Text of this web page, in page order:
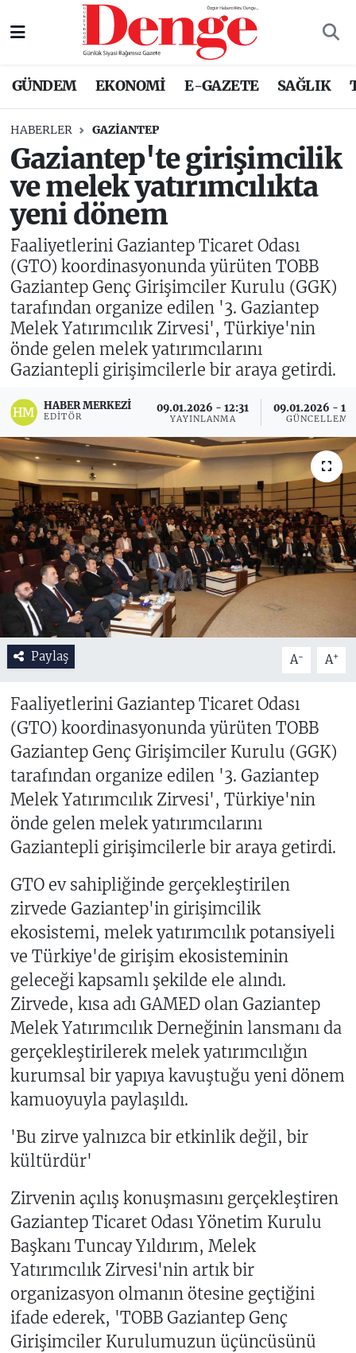
GÜNDEM EKONOMİ E-GAZETE SAĞLIK
HABERLER GAZIANTEP
Gaziantep'te girişimcilik
ve melek yatırımcılıkta
yeni dönem
Faaliyetlerini Gaziantep Ticaret Odası
(GTO) koordinasyonunda yürüten TOBB
Gaziantep Genç Girişimciler Kurulu (GGK)
tarafından organize edilen '3. Gaziantep
Melek Yatırımcılık Zirvesi', Türkiye'nin
önde gelen melek yatırımcılarını
Gaziantepli girişimcilerle bir araya getirdi.
HABER MERKEZI
EDITÖR
09.01.2026 - 12:31
YAYINLANMA
09.01.2026 -
GÜNCELLEME
Paylaş A- A+
Faaliyetlerini Gaziantep Ticaret Odası
(GTO) koordinasyonunda yürüten TOBB
Gaziantep Genç Girişimciler Kurulu (GGK)
tarafından organize edilen '3. Gaziantep
Melek Yatırımcılık Zirvesi', Türkiye'nin
önde gelen melek yatırımcılarını
Gaziantepli girişimcilerle bir araya getirdi.
GTO ev sahipliğinde gerçekleştirilen
zirvede Gaziantep'in girişimcilik
ekosistemi, melek yatırımcılık potansiyeli
ve Türkiye'de girişim ekosisteminin
geleceği kapsamlı şekilde ele alındı.
Zirvede, kısa adı GAMED olan Gaziantep
Melek Yatırımcılık Derneğinin lansmanı da
gerçekleştirilerek melek yatırımcılığın
kurumsal bir yapıya kavuştuğu yeni dönem
kamuoyuyla paylaşıldı.
'Bu zirve yalnızca bir etkinlik değil, bir
kültürdür'
Zirvenin açılış konuşmasını gerçekleştiren
Gaziantep Ticaret Odası Yönetim Kurulu
Başkanı Tuncay Yıldırım, Melek
Yatırımcılık Zirvesi'nin artık bir
organizasyon olmanın ötesine geçtiğini
ifade ederek, 'TOBB Gaziantep Genç
Girişimciler Kurulumuzun üçüncüsünü
Nöbetçi Eczaneler
Trafik Durumu
Süper Lig Puan Durumu ve Fikstür
Tüm Manşetler
Son Dakika Haberleri
Haber Arşivi